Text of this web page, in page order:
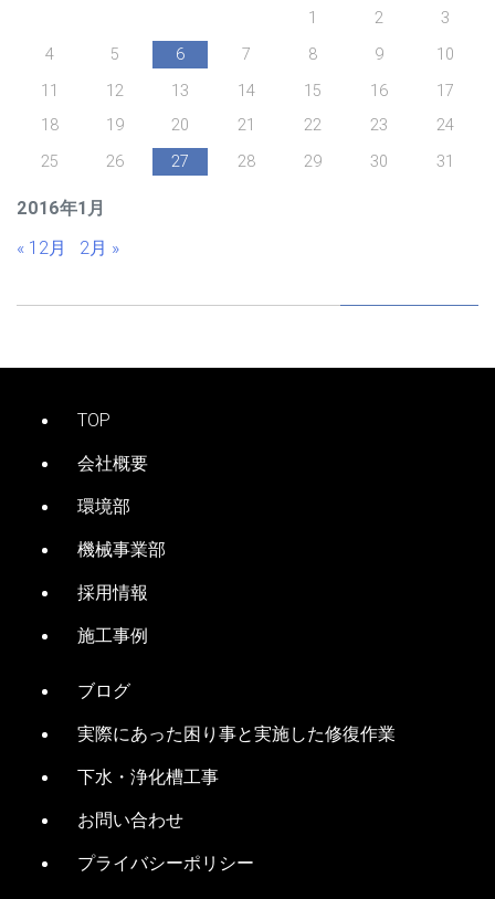
2016年1月
1
2
3
4
5 6 7 8 9
10
11
12 13 14 15 16
17
18
19 20 21 22 23
24
25
26 27 28 29 30 31
« 12月 2月 »
TOP
会社概要
環境部
機械事業部
採用情報
施工事例
ブログ
実際にあった困り事と実施した修復作業
下水・浄化槽工事
お問い合わせ
プライバシーポリシー